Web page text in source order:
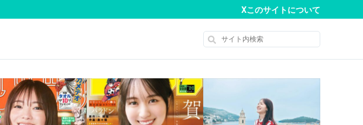
Xこのサイトについて